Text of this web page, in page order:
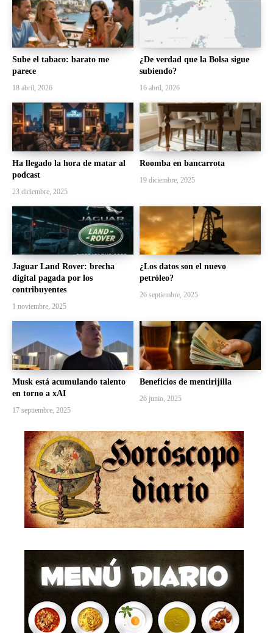
Sube el tabaco: barato me
parece
18 abril, 2026
¿De verdad que la Bolsa sigue
subiendo?
16 abril, 2026
Ha llegado la hora de matar al
podcast
23 diciembre, 2025
Roomba en bancarrota
19 diciembre, 2025
Jaguar Land Rover: brecha
digital pagada por los
contribuyentes
1 noviembre, 2025
¿Los datos son el nuevo
petróleo?
26 septiembre, 2025
Musk está acumulando talento
en torno a xAI
17 septiembre, 2025
Beneficios de mentirijilla
26 junio, 2025